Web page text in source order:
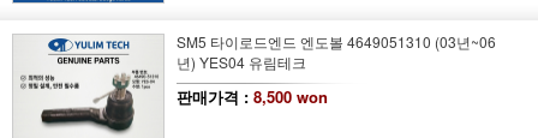
SM5 타이로드엔드 엔도볼 4649051310 (03년~06
년) YES04 유림테크
판매가격 : 8,500 won